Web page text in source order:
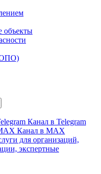
объекты
Канал в Telegram
Канал в MAX